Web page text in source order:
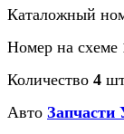
Каталожный
Номер на схеме
Количество 4
Авто